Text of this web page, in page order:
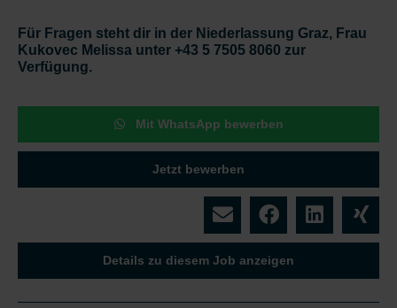
Für Fragen steht dir in der Niederlassung Graz, Frau
Kukovec Melissa unter +43 5 7505 8060 zur
Verfügung.
Mit WhatsApp bewerben
Jetzt bewerben
Details zu diesem Job anzeigen